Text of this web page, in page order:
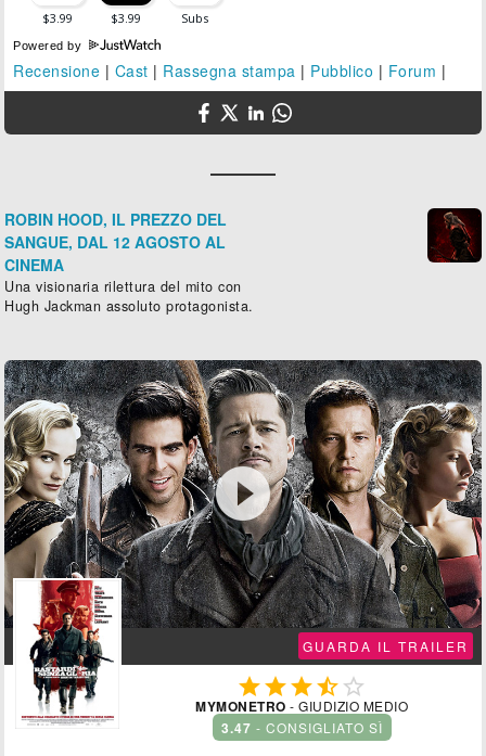
Powered by
Recensione | Cast | Rassegna stampa | Pubblico | Forum |
ROBIN HOOD, IL PREZZO DEL
SANGUE, DAL 12 AGOSTO AL
CINEMA
Una visionaria rilettura del mito con
Hugh Jackman assoluto protagonista.

GUARDA IL TRAILER
 
MYMONETRO - GIUDIZIO MEDIO
3.47 - CONSIGLIATO SÌ